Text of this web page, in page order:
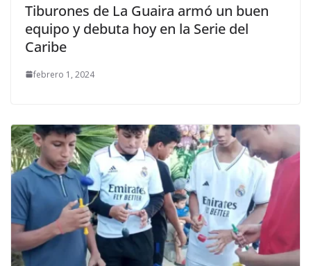
Tiburones de La Guaira armó un buen
equipo y debuta hoy en la Serie del
Caribe
febrero 1, 2024